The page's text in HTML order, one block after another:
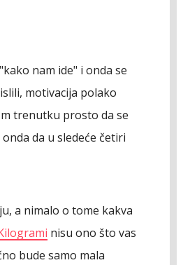
nam ide" i onda se
motivacija polako
trenutku prosto da se
da u sledeće četiri
a nimalo o tome kakva
nisu ono što vas
bude samo mala